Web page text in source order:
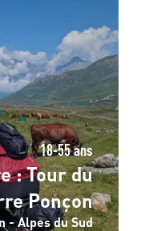
18-55 ans
: Tour du
Ponçon
- Alpes du Sud